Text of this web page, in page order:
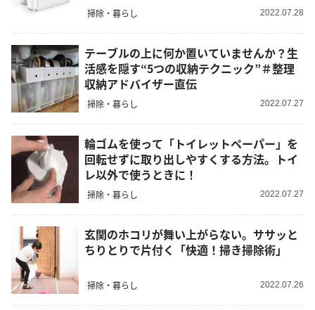
掃除・暮らし 2022.07.28
テーブルの上に何か置いていませんか？生
活感を隠す“5つの収納テクニック”＃整理
収納アドバイザー直伝
掃除・暮らし 2022.07.27
輪ゴムを使って「トイレットペーパー」を
回転せずに取り出しやすくする方法。トイ
レ以外で使うときに！
掃除・暮らし 2022.07.27
玄関のホコリが舞い上がらない。ササッと
ちりとりで片付く「快適！掃き掃除術」
掃除・暮らし 2022.07.26